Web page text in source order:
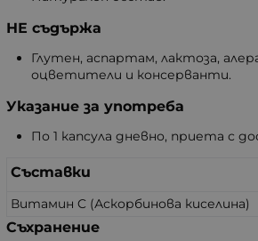
НЕ съдържа
Глутен, аспартам, лактоза,
оцветители и консерванти.
Указание за употреба
По 1 капсула дневно, приета с
Съставки
Витамин C (Аскорбинова киселина)
Съхранение